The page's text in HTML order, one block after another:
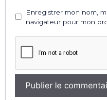
Enregistrer mon nom,
navigateur pour mon